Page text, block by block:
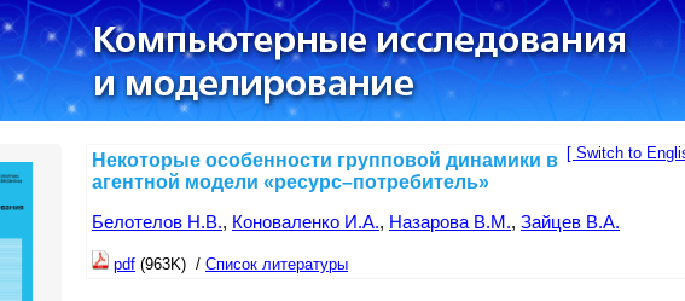
[ Switch to
Некоторые особенности групповой динамики в
агентной модели «ресурс–потребитель»
Белотелов Н.В., Коноваленко И.А., Назарова В.М., Зайцев В.А.
pdf (963K) / Список литературы